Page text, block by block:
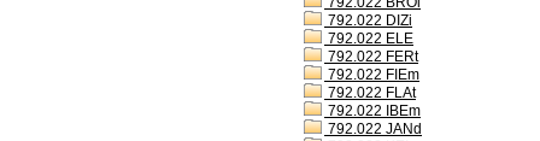
792.022 DIZi
792.022 ELE
792.022 FERt
792.022 FIEm
792.022 FLAt
792.022 IBEm
792.022 JANd